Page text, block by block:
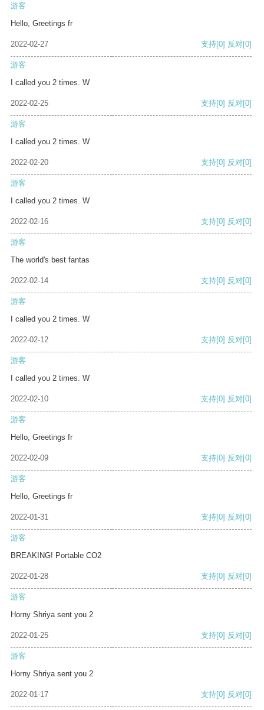
游客
Hello, Greetings fr
2022-02-27 支持[0] 反对[0]
游客
I called you 2 times. W
2022-02-25 支持[0] 反对[0]
游客
I called you 2 times. W
2022-02-20 支持[0] 反对[0]
游客
I called you 2 times. W
2022-02-16 支持[0] 反对[0]
游客
The world's best fantas
2022-02-14 支持[0] 反对[0]
游客
I called you 2 times. W
2022-02-12 支持[0] 反对[0]
游客
I called you 2 times. W
2022-02-10 支持[0] 反对[0]
游客
Hello, Greetings fr
2022-02-09 支持[0] 反对[0]
游客
Hello, Greetings fr
2022-01-31 支持[0] 反对[0]
游客
BREAKING! Portable CO2
2022-01-28 支持[0] 反对[0]
游客
Horny Shriya sent you 2
2022-01-25 支持[0] 反对[0]
游客
Horny Shriya sent you 2
2022-01-17 支持[0] 反对[0]